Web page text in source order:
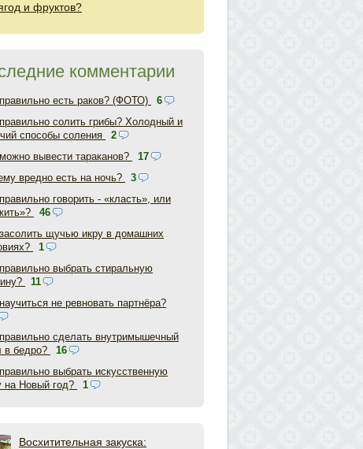
и фруктов?
комментарии
есть раков? (ФОТО)
6
солить грибы? Холодный и
способы соления
2
вывести тараканов?
17
вредно есть на ночь?
3
говорить - «класть», или
46
щучью икру в домашних
1
выбрать стиральную
11
не ревновать партнёра?
сделать внутримышечный
в бедро?
16
выбрать искусственную
на Новый год?
1
Восхитительная закуска: